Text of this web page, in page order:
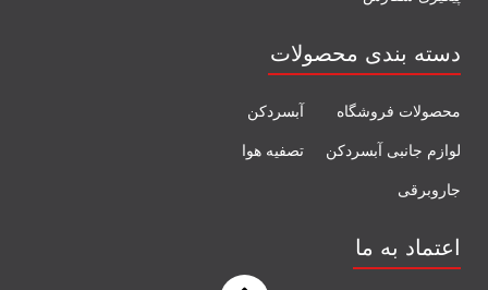
دسته بندی محصولات
محصولات فروشگاه آبسردکن
لوازم جانبی آبسردکن تصفیه هوا
جاروبرقی
اعتماد به ما